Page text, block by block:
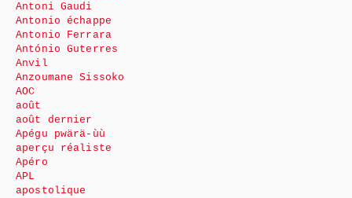
Antoni Gaudi
Antonio échappe
Antonio Ferrara
António Guterres
Anvil
Anzoumane Sissoko
AOC
août
août dernier
Apégu pwärä-ùù
aperçu réaliste
Apéro
APL
apostolique